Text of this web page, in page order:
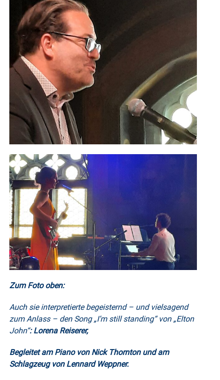
Zum Foto oben:
Auch sie interpretierte begeisternd – und vielsagend
zum Anlass – den Song „I’m still standing“ von „Elton
John“: Lorena Reiserer,
Begleitet am Piano von Nick Thornton und am
Schlagzeug von Lennard Weppner.